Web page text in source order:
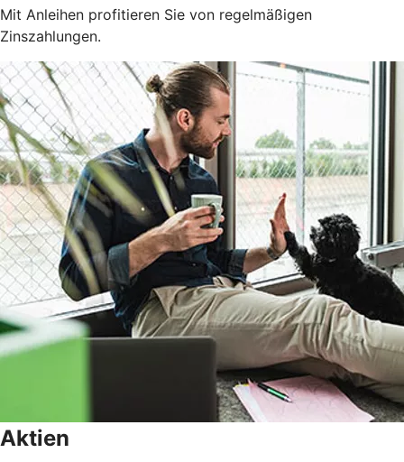
Mit Anleihen profitieren Sie von regelmäßigen
Zinszahlungen.
Aktien